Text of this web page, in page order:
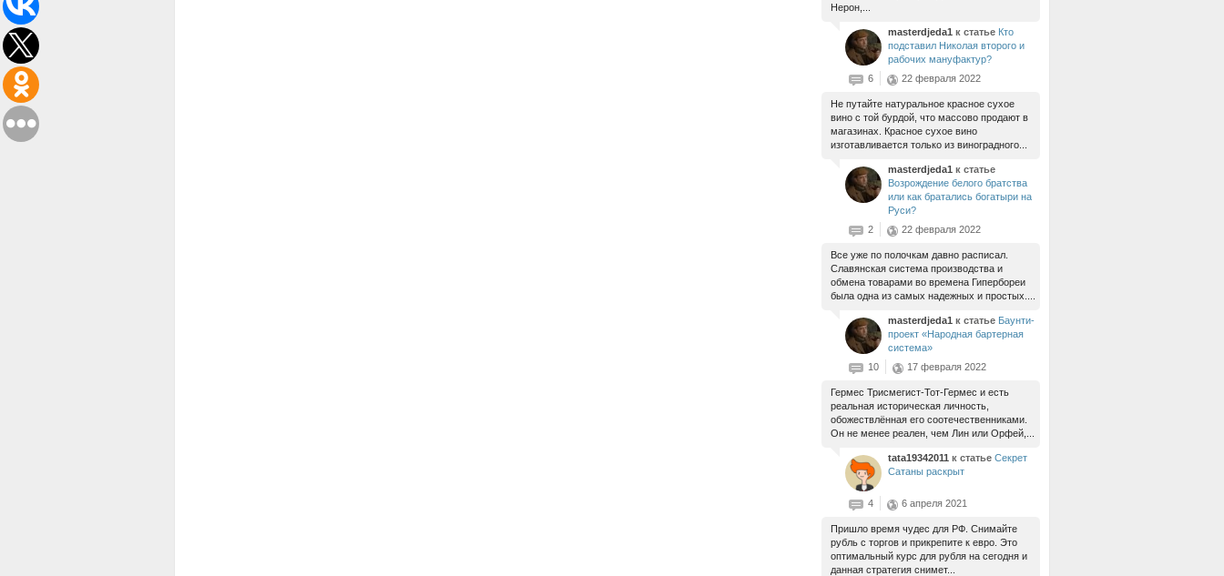
Нерон,...
masterdjeda1 к статье Кто
подставил Николая второго и
рабочих мануфактур?
6
22 февраля 2022
Не путайте натуральное красное сухое
вино с той бурдой, что массово продают в
магазинах. Красное сухое вино
изготавливается только из виноградного...
masterdjeda1 к статье
Возрождение белого братства
или как братались богатыри на
Руси?
2
22 февраля 2022
Все уже по полочкам давно расписал.
Славянская система производства и
обмена товарами во времена Гипербореи
была одна из самых надежных и простых....
masterdjeda1 к статье Баунти-
проект «Народная бартерная
система»
10
17 февраля 2022
Гермес Трисмегист-Тот-Гермес и есть
реальная историческая личность,
обожествлённая его соотечественниками.
Он не менее реален, чем Лин или Орфей,...
tata19342011 к статье Секрет
Сатаны раскрыт
4 6 апреля 2021
Пришло время чудес для РФ. Снимайте
рубль с торгов и прикрепите к евро. Это
оптимальный курс для рубля на сегодня и
данная стратегия снимет...